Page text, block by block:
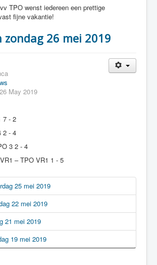
TPO wenst iedereen een prettige
fijne vakantie!
zondag 26 mei 2019
May 2019
7 - 2
2 - 4
3 2 - 4
– TPO VR1 1 - 5
25 mei 2019
22 mei 2019
21 mei 2019
19 mei 2019